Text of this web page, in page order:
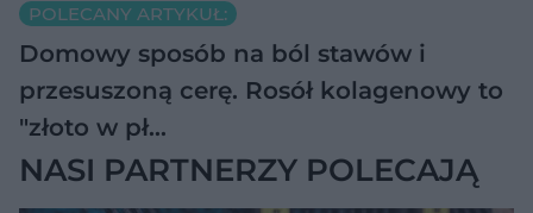
POLECANY ARTYKUŁ:
Domowy sposób na ból stawów i
przesuszoną cerę. Rosół kolagenowy to
"złoto w pł…
NASI PARTNERZY POLECAJĄ